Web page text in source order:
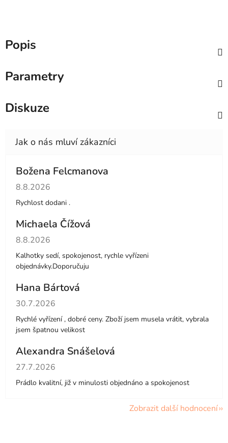
Popis
Parametry
Diskuze
Božena Felcmanova
Hodnocení obchodu je 5 z 5 hvězdiček.
8.8.2026
Rychlost dodani .
Michaela Čížová
Hodnocení obchodu je 5 z 5 hvězdiček.
8.8.2026
Kalhotky sedí, spokojenost, rychle vyřízeni
objednávky.Doporučuju
Hana Bártová
Hodnocení obchodu je 4 z 5 hvězdiček.
30.7.2026
Rychlé vyřízení , dobré ceny. Zboží jsem musela vrátit, vybrala
jsem špatnou velikost
Alexandra Snášelová
Hodnocení obchodu je 5 z 5 hvězdiček.
27.7.2026
Prádlo kvalitní, již v minulosti objednáno a spokojenost
Zobrazit další hodnocení